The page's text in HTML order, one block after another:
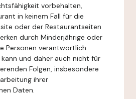
vorbehalten,
in keinem Fall für die
oder der Restaurantseiten
durch Minderjährige oder
Personen verantwortlich
und daher auch nicht für
Folgen, insbesondere
ihrer
Daten.